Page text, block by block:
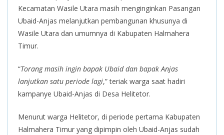
Kecamatan Wasile Utara masih menginginkan Pasangan
Ubaid-Anjas melanjutkan pembangunan khusunya di
Wasile Utara dan umumnya di Kabupaten Halmahera
Timur.
“Torang masih ingin bapak Ubaid dan bapak Anjas
lanjutkan satu periode lagi,” teriak warga saat hadiri
kampanye Ubaid-Anjas di Desa Helitetor.
Menurut warga Helitetor, di periode pertama Kabupaten
Halmahera Timur yang dipimpin oleh Ubaid-Anjas sudah